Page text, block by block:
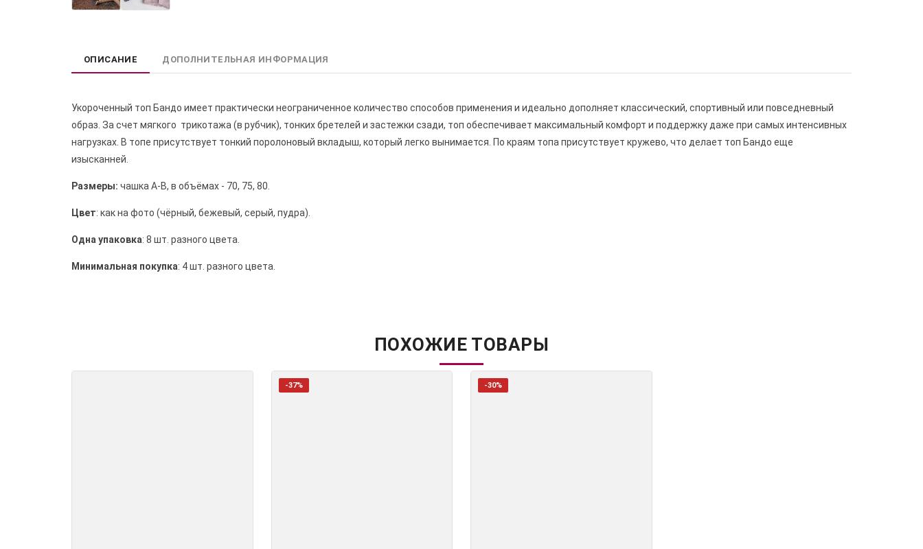
ОПИСАНИЕ ДОПОЛНИТЕЛЬНАЯ ИНФОРМАЦИЯ
Укороченный топ Бандо имеет практически неограниченное количество способов применения и идеально дополняет классический, спортивный или повседневный
образ. За счет мягкого трикотажа (в рубчик), тонких бретелей и застежки сзади, топ обеспечивает максимальный комфорт и поддержку даже при самых интенсивных
нагрузках. В топе присутствует тонкий поролоновый вкладыш, который легко вынимается. По краям топа присутствует кружево, что делает топ Бандо еще
изысканней.
Размеры: чашка А-В, в объёмах - 70, 75, 80.
Цвет: как на фото (чёрный, бежевый, серый, пудра).
Одна упаковка: 8 шт. разного цвета.
Минимальная покупка: 4 шт. разного цвета.
ПОХОЖИЕ ТОВАРЫ
-37% -30%